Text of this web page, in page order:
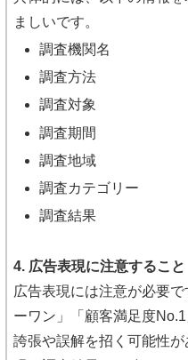
ましいです。
調査機関名
調査方法
調査対象
調査期間
調査地域
調査カテゴリー
調査結果
4. 広告表現に注意すること
広告表現には注意が必要
ーワン」「顧客満足度No.1
誇張や誤解を招く可能性